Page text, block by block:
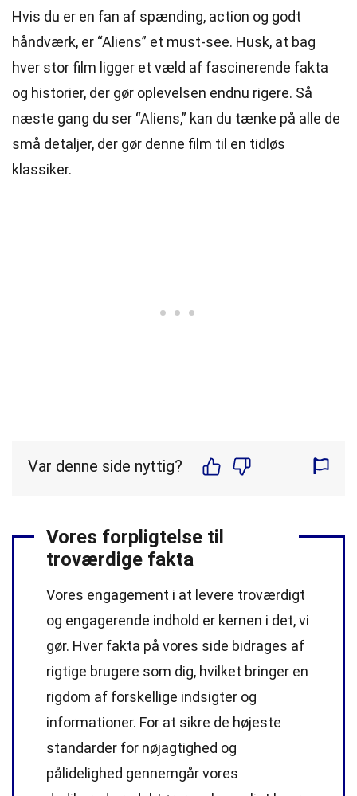
Hvis du er en fan af spænding, action og godt
håndværk, er “Aliens” et must-see. Husk, at bag
hver stor film ligger et væld af fascinerende fakta
og historier, der gør oplevelsen endnu rigere. Så
næste gang du ser “Aliens,” kan du tænke på alle de
små detaljer, der gør denne film til en tidløs
klassiker.
Var denne side nyttig?
Vores forpligtelse til
troværdige fakta
Vores engagement i at levere troværdigt
og engagerende indhold er kernen i det, vi
gør. Hver fakta på vores side bidrages af
rigtige brugere som dig, hvilket bringer en
rigdom af forskellige indsigter og
informationer. For at sikre de højeste
standarder for nøjagtighed og
pålidelighed gennemgår vores